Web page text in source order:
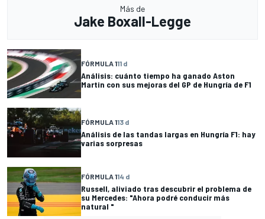
Más de
Jake Boxall-Legge
FÓRMULA 111 d
Análisis: cuánto tiempo ha ganado Aston
Martin con sus mejoras del GP de Hungría de F1
FÓRMULA 113 d
Análisis de las tandas largas en Hungría F1: hay
varias sorpresas
FÓRMULA 114 d
Russell, aliviado tras descubrir el problema de
su Mercedes: "Ahora podré conducir más
natural "